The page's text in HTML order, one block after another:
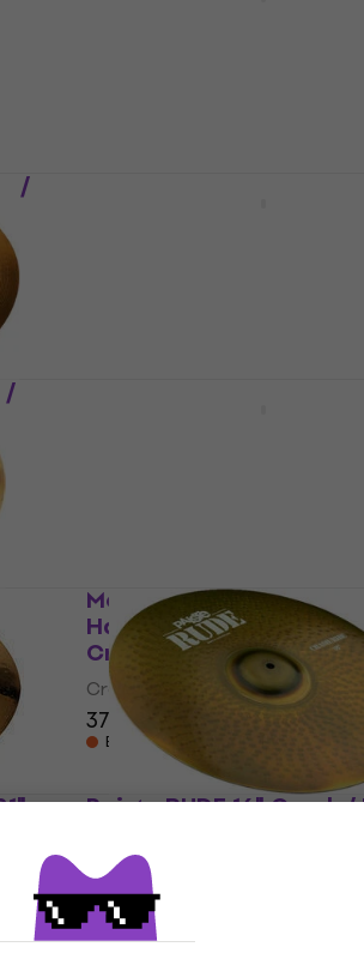
/
/
Meinl 20" Pure Alloy
Hammered Crash-Ride
Crash / Ride Becken
Crash / Ride Becken
379 €
Beim Lieferanten vorrätig
Paiste RUDE 16" Crash
Crash / Ride Becken
3,4/5
239 €
Nur auf Bestellung